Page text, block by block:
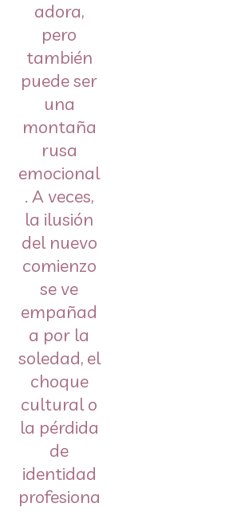
adora,
pero
también
puede ser
una
montaña
rusa
emocional
. A veces,
la ilusión
del nuevo
comienzo
se ve
empañad
a por la
soledad, el
choque
cultural o
la pérdida
de
identidad
profesiona